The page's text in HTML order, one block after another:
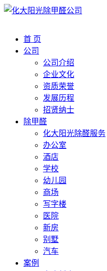
首 页
公司
公司介绍
企业文化
资质荣誉
发展历程
招贤纳士
除甲醛
化大阳光除醛服务
办公室
酒店
学校
幼儿园
商场
写字楼
医院
新房
别墅
汽车
案例